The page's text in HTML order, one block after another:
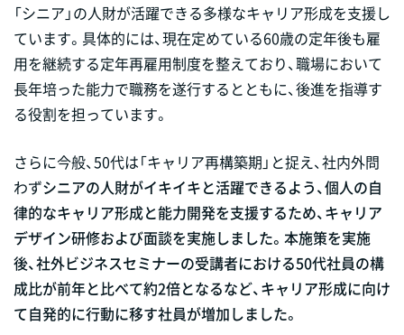
「シニア」の人財が活躍できる多様なキャリア形成を支援し
ています。具体的には、現在定めている60歳の定年後も雇
用を継続する定年再雇用制度を整えており、職場において
長年培った能力で職務を遂行するとともに、後進を指導す
る役割を担っています。
さらに今般、50代は「キャリア再構築期」と捉え、社内外問
わずシニアの人財がイキイキと活躍できるよう、個人の自
律的なキャリア形成と能力開発を支援するため、キャリア
デザイン研修および面談を実施しました。本施策を実施
後、社外ビジネスセミナーの受講者における50代社員の構
成比が前年と比べて約2倍となるなど、キャリア形成に向け
て自発的に行動に移す社員が増加しました。